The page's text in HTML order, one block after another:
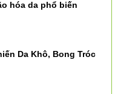
hóa da phổ biến
Da Khô, Bong Tróc